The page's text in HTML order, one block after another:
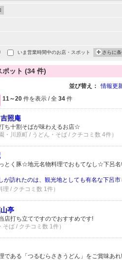
いま営業時間中のお店・スポット さらに
ポット (34 件)
並び替え： 情報更
11～20 件を表示 / 全 34 件
照庵
ち十割そばが味わえるお店☆
・川原町 / うどん・そば / クチコミ数 4件）
とく豚☆地元名物料理でおもてなし☆下呂
が訪れたのは、観光地としても有名な下呂
理 / クチコミ数 1件）
亭
店打ち立てですのでおすすめです!
そば / クチコミ数 1件）
である「つるむらさきうどん」をご賞味あれ!